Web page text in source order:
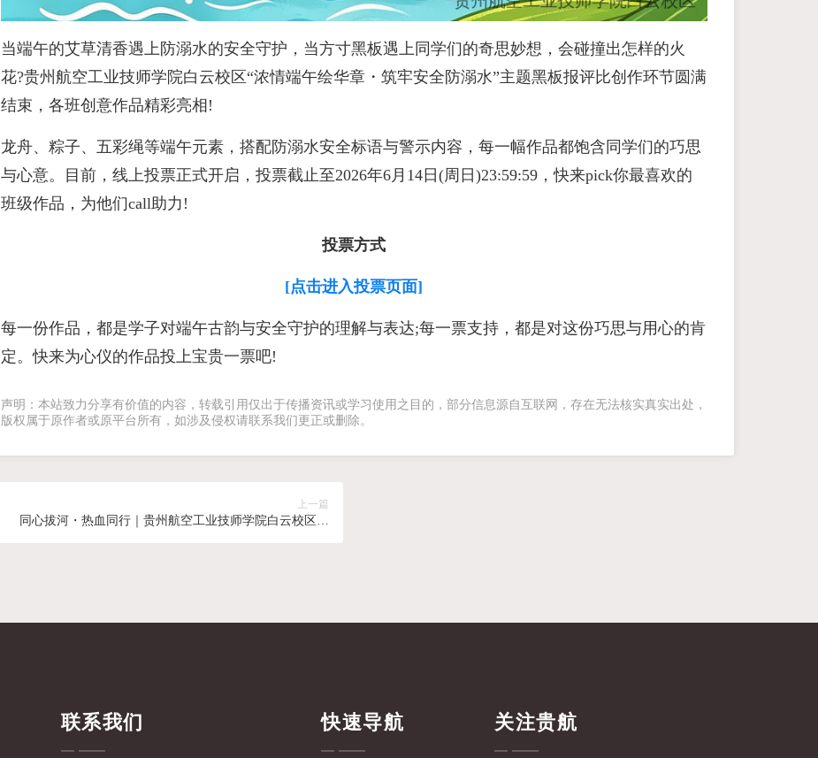
当端午的艾草清香遇上防溺水的安全守护，当方寸黑板遇上同学们的奇思妙想，会碰撞出怎样的火
花?贵州航空工业技师学院白云校区“浓情端午绘华章・筑牢安全防溺水”主题黑板报评比创作环节圆满
结束，各班创意作品精彩亮相!
龙舟、粽子、五彩绳等端午元素，搭配防溺水安全标语与警示内容，每一幅作品都饱含同学们的巧思
与心意。目前，线上投票正式开启，投票截止至2026年6月14日(周日)23:59:59，快来pick你最喜欢的
班级作品，为他们call助力!
投票方式
[点击进入投票页面]
每一份作品，都是学子对端午古韵与安全守护的理解与表达;每一票支持，都是对这份巧思与用心的肯
定。快来为心仪的作品投上宝贵一票吧!
声明：本站致力分享有价值的内容，转载引用仅出于传播资讯或学习使用之目的，部分信息源自互联网，存在无法核实真实出处，
版权属于原作者或原平台所有，如涉及侵权请联系我们更正或删除。
上一篇
同心拔河・热血同行｜贵州航空工业技师学院白云校区第
联系我们 快速导航 关注贵航